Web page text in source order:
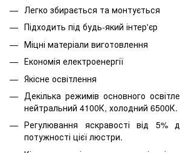
Легко збирається та монтується
Підходить під будь-який інтер'єр
Міцні матеріали виготовлення
Економія електроенергії
Якісне освітлення
Декілька режимів основного
нейтральний 4100К, холодний 6500К.
Регулювання яскравості від
потужності цієї люстри.